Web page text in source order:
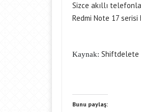
Sizce akıllı
Redmi Note 17
Kaynak: Shiftdelete
Bunu paylaş: